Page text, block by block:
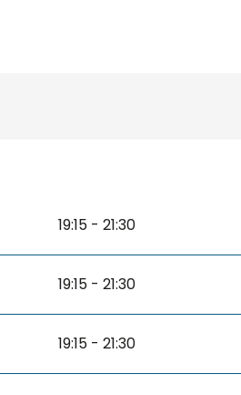
19:15 - 21:30
19:15 - 21:30
19:15 - 21:30